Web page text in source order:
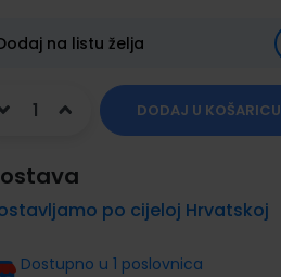
na listu želja
DODAJ U KOŠARICU
po cijeloj Hrvatskoj
Dostupno u 1 poslovnica